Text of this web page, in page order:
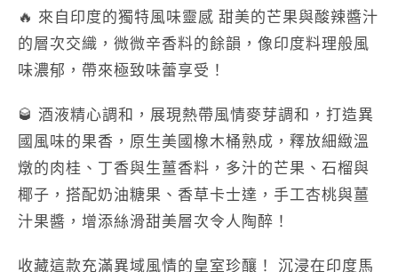
🔥 來自印度的獨特風味靈感 甜美的芒果與酸辣醬汁
的層次交織，微微辛香料的餘韻，像印度料理般風
味濃郁，帶來極致味蕾享受！
🥃 酒液精心調和，展現熱帶風情麥芽調和 ，打造異
國風味的果香， 原生美國橡木桶熟成 ，釋放細緻溫
燉的肉桂、丁香與生薑香料 ，多汁的芒果、石榴與
椰子 ，搭配奶油糖果、香草卡士達，手工杏桃與薑
汁果醬 ，增添絲滑甜美層次令人陶醉！
收藏這款充滿異域風情的皇室珍釀！ 沉浸在印度馬